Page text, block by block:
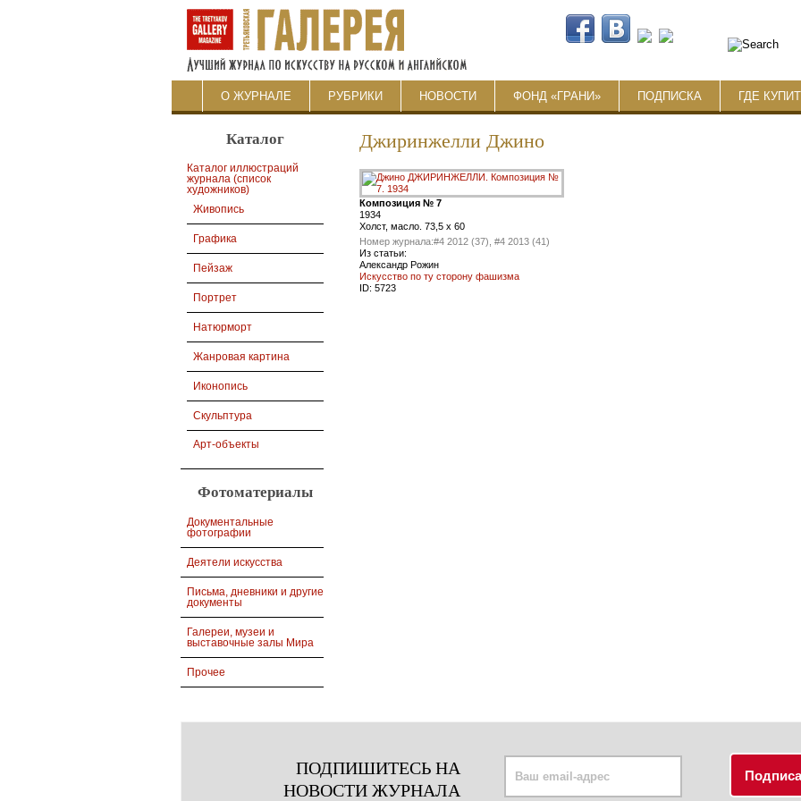
О ЖУРНАЛЕ РУБРИКИ НОВОСТИ ФОНД «ГРАНИ» ПОДПИСКА ГДЕ
Каталог
Каталог иллюстраций
журнала (список
художников)
Живопись
Графика
Пейзаж
Портрет
Натюрморт
Жанровая картина
Иконопись
Скульптура
Арт-объекты
Фотоматериалы
Документальные
фотографии
Деятели искусства
Письма, дневники и другие
документы
Галереи, музеи и
выставочные залы Мира
Прочее
Джиринжелли Джино
Композиция № 7
1934
Холст, масло. 73,5 x 60
Номер журнала:#4 2012 (37), #4 2013 (41)
Из статьи:
Александр Рожин
Искусство по ту сторону фашизма
ID: 5723
ПОДПИШИТЕСЬ НА
НОВОСТИ ЖУРНАЛА